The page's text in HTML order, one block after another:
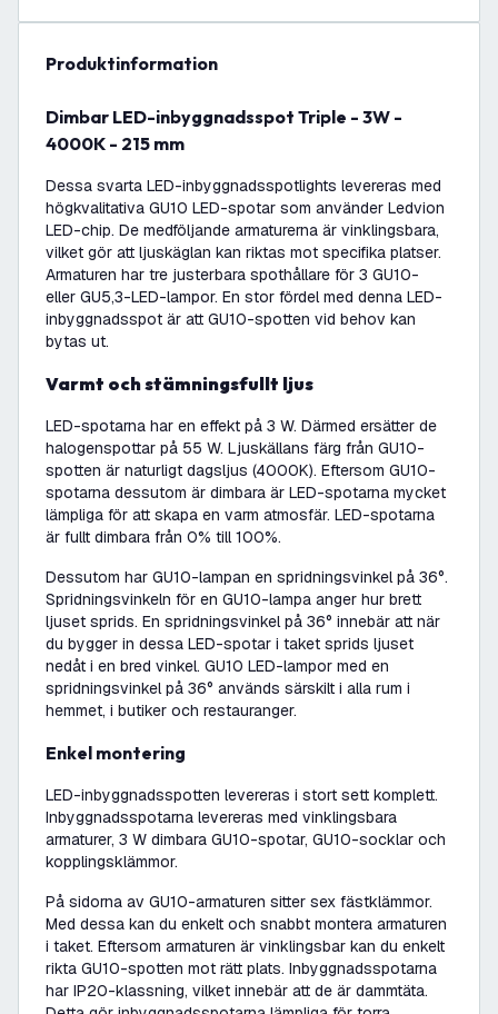
produktinformation
Dimbar LED-inbyggnadsspot Triple - 3W -
4000K - 215 mm
Dessa svarta LED-inbyggnadsspotlights levereras med
högkvalitativa GU10 LED-spotar som använder Ledvion
LED-chip. De medföljande armaturerna är vinklingsbara,
vilket gör att ljuskäglan kan riktas mot specifika platser.
Armaturen har tre justerbara spothållare för 3 GU10-
eller GU5,3-LED-lampor. En stor fördel med denna LED-
inbyggnadsspot är att GU10-spotten vid behov kan
bytas ut.
Varmt och stämningsfullt ljus
LED-spotarna har en effekt på 3 W. Därmed ersätter de
halogenspottar på 55 W. Ljuskällans färg från GU10-
spotten är naturligt dagsljus (4000K). Eftersom GU10-
spotarna dessutom är dimbara är LED-spotarna mycket
lämpliga för att skapa en varm atmosfär. LED-spotarna
är fullt dimbara från 0% till 100%.
Dessutom har GU10-lampan en spridningsvinkel på 36°.
Spridningsvinkeln för en GU10-lampa anger hur brett
ljuset sprids. En spridningsvinkel på 36° innebär att när
du bygger in dessa LED-spotar i taket sprids ljuset
nedåt i en bred vinkel. GU10 LED-lampor med en
spridningsvinkel på 36° används särskilt i alla rum i
hemmet, i butiker och restauranger.
Enkel montering
LED-inbyggnadsspotten levereras i stort sett komplett.
Inbyggnadsspotarna levereras med vinklingsbara
armaturer, 3 W dimbara GU10-spotar, GU10-socklar och
kopplingsklämmor.
På sidorna av GU10-armaturen sitter sex fästklämmor.
Med dessa kan du enkelt och snabbt montera armaturen
i taket. Eftersom armaturen är vinklingsbar kan du enkelt
rikta GU10-spotten mot rätt plats. Inbyggnadsspotarna
har IP20-klassning, vilket innebär att de är dammtäta.